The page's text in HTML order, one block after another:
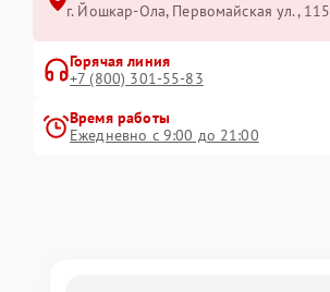
г. Йошкар-Ола, Первомайская ул., 115
Горячая линия
+7 (800) 301-55-83
Время работы
Ежедневно с 9:00 до 21:00